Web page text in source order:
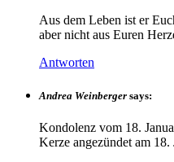
Aus dem Leben ist er
aber nicht aus Euren
Antworten
Andrea Weinberger says:
Kondolenz vom 18.
Kerze angezündet am 18.